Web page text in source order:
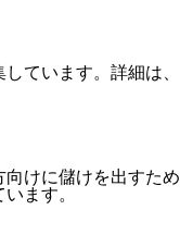
ています。詳細は、
けに儲けを出すため
ます。